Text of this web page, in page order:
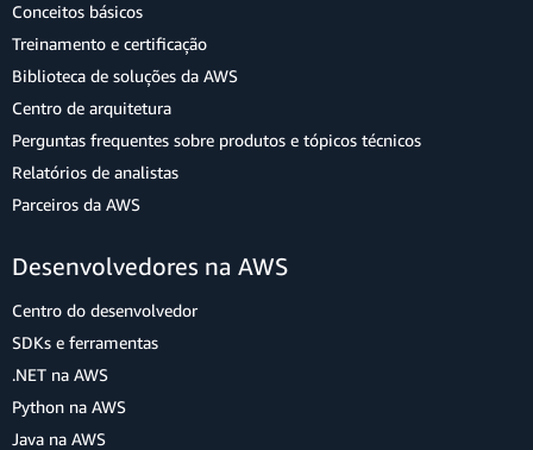
Conceitos básicos
Treinamento e certificação
Biblioteca de soluções da AWS
Centro de arquitetura
Perguntas frequentes sobre produtos e tópicos técnicos
Relatórios de analistas
Parceiros da AWS
Desenvolvedores na AWS
Centro do desenvolvedor
SDKs e ferramentas
.NET na AWS
Python na AWS
Java na AWS